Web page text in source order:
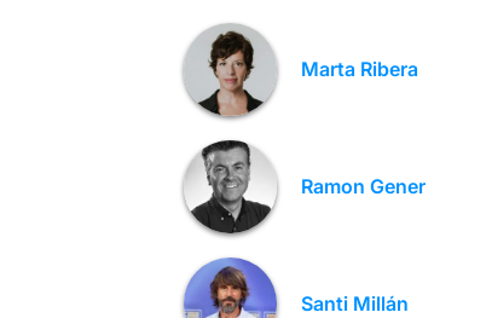
Marta Ribera
Ramon Gener
Santi Millán